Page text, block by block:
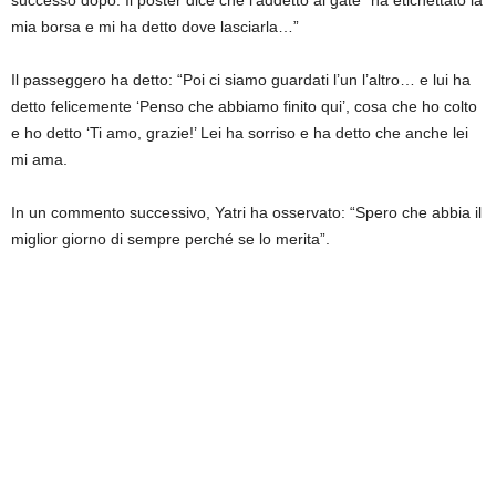
mia borsa e mi ha detto dove lasciarla…”
Il passeggero ha detto: “Poi ci siamo guardati l’un l’altro… e lui ha
detto felicemente ‘Penso che abbiamo finito qui’, cosa che ho colto
e ho detto ‘Ti amo, grazie!’ Lei ha sorriso e ha detto che anche lei
mi ama.
In un commento successivo, Yatri ha osservato: “Spero che abbia il
miglior giorno di sempre perché se lo merita”.